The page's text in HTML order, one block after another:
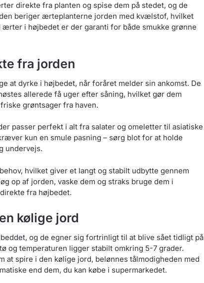
direkte fra planten og spise dem på stedet, og de
beriger ærteplanterne jorden med kvælstof, hvilket
i højbedet er der garanti for både smukke grønne
fra jorden
at dyrke i højbedet, når foråret melder sin ankomst. De
allerede få uger efter såning, hvilket gør dem
grøntsager fra haven.
passer perfekt i alt fra salater og omeletter til asiatiske
kun en smule pasning – sørg blot for at holde
undervejs.
hvilket giver et langt og stabilt udbytte gennem
op af jorden, vaske dem og straks bruge dem i
fra højbedet.
kølige jord
og de egner sig fortrinligt til at blive sået tidligt på
og temperaturen ligger stabilt omkring 5-7 grader.
at spire i den kølige jord, belønnes tålmodigheden med
end dem, du kan købe i supermarkedet.